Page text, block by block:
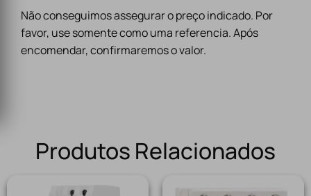
Não conseguimos assegurar o preço indicado. Por
favor, use somente como uma referencia. Após
encomendar, confirmaremos o valor.
Produtos Relacionados